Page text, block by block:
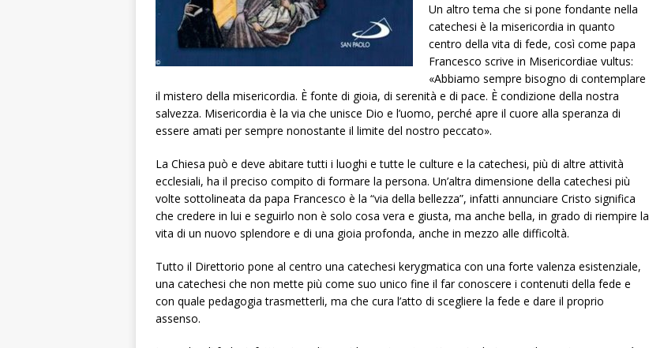
Un altro tema che si pone fondante nella
catechesi è la misericordia in quanto
centro della vita di fede, così come papa
Francesco scrive in Misericordiae vultus:
«Abbiamo sempre bisogno di contemplare
il mistero della misericordia. È fonte di gioia, di serenità e di pace. È condizione della nostra
salvezza. Misericordia è la via che unisce Dio e l’uomo, perché apre il cuore alla speranza di
essere amati per sempre nonostante il limite del nostro peccato».
La Chiesa può e deve abitare tutti i luoghi e tutte le culture e la catechesi, più di altre attività
ecclesiali, ha il preciso compito di formare la persona. Un’altra dimensione della catechesi più
volte sottolineata da papa Francesco è la “via della bellezza”, infatti annunciare Cristo significa
che credere in lui e seguirlo non è solo cosa vera e giusta, ma anche bella, in grado di riempire la
vita di un nuovo splendore e di una gioia profonda, anche in mezzo alle difficoltà.
Tutto il Direttorio pone al centro una catechesi kerygmatica con una forte valenza esistenziale,
una catechesi che non mette più come suo unico fine il far conoscere i contenuti della fede e
con quale pedagogia trasmetterli, ma che cura l’atto di scegliere la fede e dare il proprio
assenso.